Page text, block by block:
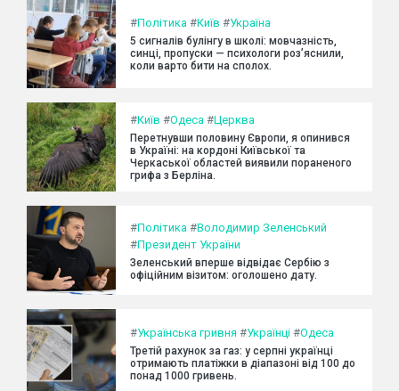
#Політика #Київ #Україна
5 сигналів булінгу в школі: мовчазність,
синці, пропуски — психологи роз’яснили,
коли варто бити на сполох.
#Київ #Одеса #Церква
Перетнувши половину Європи, я опинився
в Україні: на кордоні Київської та
Черкаської областей виявили пораненого
грифа з Берліна.
#Політика #Володимир Зеленський
#Президент України
Зеленський вперше відвідає Сербію з
офіційним візитом: оголошено дату.
#Українська гривня #Українці #Одеса
Третій рахунок за газ: у серпні українці
отримають платіжки в діапазоні від 100 до
понад 1000 гривень.